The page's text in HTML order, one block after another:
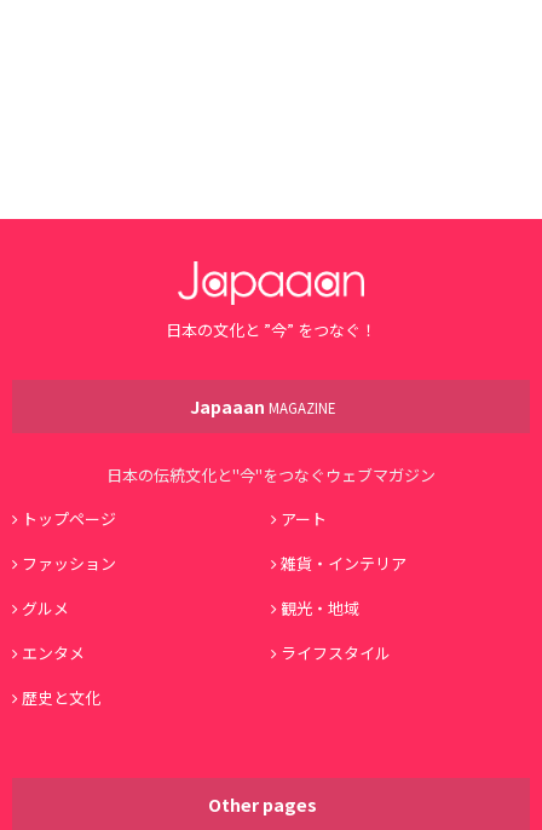
日本の文化と ”今” をつなぐ！
Japaaan MAGAZINE
日本の伝統文化と"今"をつなぐウェブマガジン
トップページ
アート
ファッション
雑貨・インテリア
グルメ
観光・地域
エンタメ
ライフスタイル
歴史と文化
Other pages